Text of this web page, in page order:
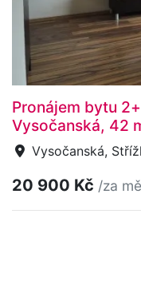
Pronájem bytu
Vysočanská, 42
Vysočanská,
20 900 Kč /za